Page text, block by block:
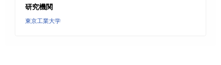
研究機関
東京工業大学